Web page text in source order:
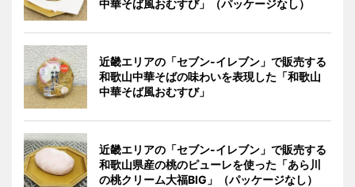
中華そば風おむすび」（パッケージなし）
近畿エリアの「セブン-イレブン」で販売する
和歌山中華そばの味わいを表現した「和歌山
中華そば風おむすび」
近畿エリアの「セブン-イレブン」で販売する
和歌山県産の桃のピューレを使った「あら川
の桃クリーム大福BIG」（パッケージなし）